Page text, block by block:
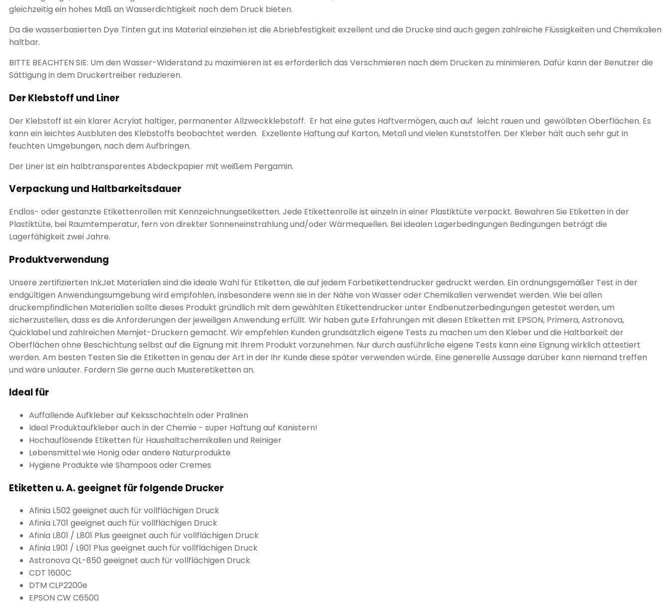
gleichzeitig ein hohes Maß an Wasserdichtigkeit nach dem Druck bieten.
Da die wasserbasierten Dye Tinten gut ins Material einziehen ist die Abriebfestigkeit exzellent und die Drucke sind auch gegen zahlreiche Flüssigkeiten und Chemikalien
haltbar.
BITTE BEACHTEN SIE: Um den Wasser-Widerstand zu maximieren ist es erforderlich das Verschmieren nach dem Drucken zu minimieren. Dafür kann der Benutzer die
Sättigung in dem Druckertreiber reduzieren.
Der Klebstoff und Liner
Der Klebstoff ist ein klarer Acrylat haltiger, permanenter Allzweckklebstoff. Er hat eine gutes Haftvermögen, auch auf leicht rauen und gewölbten Oberflächen. Es
kann ein leichtes Ausbluten des Klebstoffs beobachtet werden. Exzellente Haftung auf Karton, Metall und vielen Kunststoffen. Der Kleber hält auch sehr gut in
feuchten Umgebungen, nach dem Aufbringen.
Der Liner ist ein halbtransparentes Abdeckpapier mit weißem Pergamin.
Verpackung und Haltbarkeitsdauer
Endlos- oder gestanzte Etikettenrollen mit Kennzeichnungsetiketten. Jede Etikettenrolle ist einzeln in einer Plastiktüte verpackt. Bewahren Sie Etiketten in der
Plastiktüte, bei Raumtemperatur, fern von direkter Sonneneinstrahlung und/oder Wärmequellen. Bei idealen Lagerbedingungen Bedingungen beträgt die
Lagerfähigkeit zwei Jahre.
Produktverwendung
Unsere zertifizierten InkJet Materialien sind die ideale Wahl für Etiketten, die auf jedem Farbetikettendrucker gedruckt werden. Ein ordnungsgemäßer Test in der
endgültigen Anwendungsumgebung wird empfohlen, insbesondere wenn sie in der Nähe von Wasser oder Chemikalien verwendet werden. Wie bei allen
druckempfindlichen Materialien sollte dieses Produkt gründlich mit dem gewählten Etikettendrucker unter Endbenutzerbedingungen getestet werden, um
sicherzustellen, dass es die Anforderungen der jeweiligen Anwendung erfüllt. Wir haben gute Erfahrungen mit diesen Etiketten mit EPSON, Primera, Astronova,
Quicklabel und zahlreichen Memjet-Druckern gemacht. Wir empfehlen Kunden grundsätzlich eigene Tests zu machen um den Kleber und die Haltbarkeit der
Oberflächen ohne Beschichtung selbst auf die Eignung mit Ihrem Produkt vorzunehmen. Nur durch ausführliche eigene Tests kann eine Eignung wirklich attestiert
werden. Am besten Testen Sie die Etiketten in genau der Art in der Ihr Kunde diese später verwenden würde. Eine generelle Aussage darüber kann niemand treffen
und wäre unlauter. Fordern Sie gerne auch Musteretiketten an.
Ideal für
Auffallende Aufkleber auf Keksschachteln oder Pralinen
Ideal Produktaufkleber auch in der Chemie - super Haftung auf Kanistern!
Hochauflösende Etiketten für Haushaltschemikalien und Reiniger
Lebensmittel wie Honig oder andere Naturprodukte
Hygiene Produkte wie Shampoos oder Cremes
Etiketten u. A. geeignet für folgende Drucker
Afinia L502 geeignet auch für vollflächigen Druck
Afinia L701 geeignet auch für vollflächigen Druck
Afinia L801 / L801 Plus geeignet auch für vollflächigen Druck
Afinia L901 / L901 Plus geeignet auch für vollflächigen Druck
Astronova QL-850 geeignet auch für vollflächigen Druck
CDT 1600C
DTM CLP2200e
EPSON CW C6500